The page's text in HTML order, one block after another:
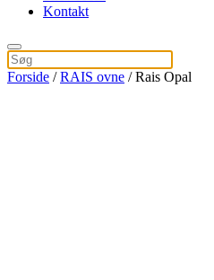
Kontakt
Forside /RAIS ovne / Rais Opal